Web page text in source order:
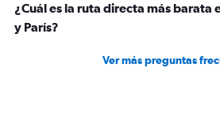
¿Cuál es la ruta directa más barata
y París?
Ver más preguntas